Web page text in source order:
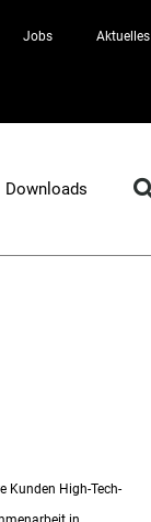
Jobs Aktuelles
Downloads
Kunden High-Tech-